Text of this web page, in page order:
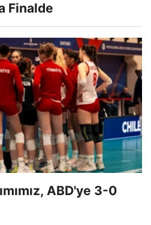
Finalde
ABD'ye 3-0